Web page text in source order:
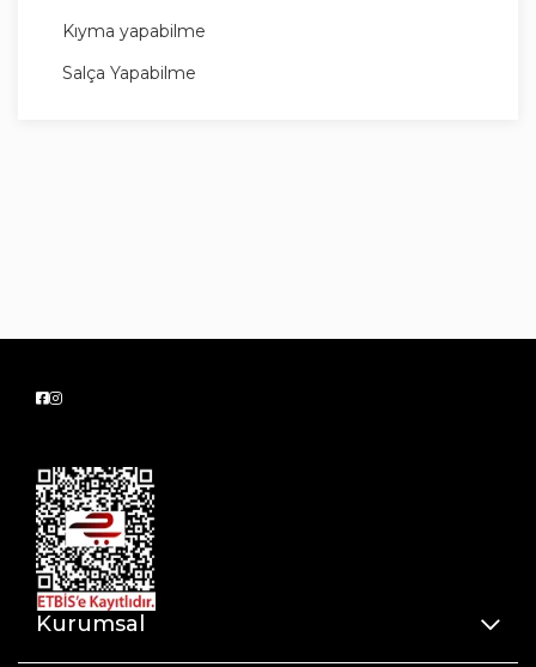
Kıyma yapabilme
Salça Yapabilme
işler, bu sayede her defasında pürüzsüz ve
eşit bir kıyma elde edersiniz. Özellikle ev yapımı
köfte, sosis ve sucuk hazırlamak isteyenler için
ideal bir çözüm sunan MeatChef,
mutfakta işlerinizi hızlandırır ve daha keyifli hale
getirir. Motorun yüksek performansı sayesinde
Kurumsal